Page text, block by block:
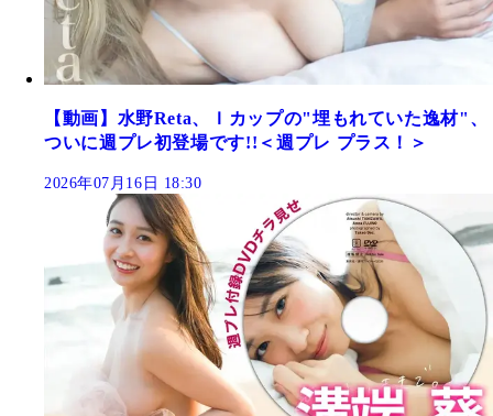
【動画】水野Reta、Ｉカップの"埋もれていた逸材"、
ついに週プレ初登場です!!＜週プレ プラス！＞
2026年07月16日 18:30